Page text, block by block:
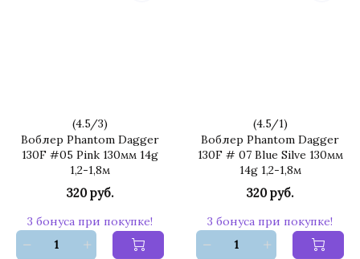
(4.5/3)
Воблер Phantom Dagger
130F #05 Pink 130мм 14g
1,2-1,8м
320 руб.
3 бонуса при покупке!
(4.5/1)
Воблер Phantom Dagger
130F # 07 Blue Silve 130мм
14g 1,2-1,8м
320 руб.
3 бонуса при покупке!